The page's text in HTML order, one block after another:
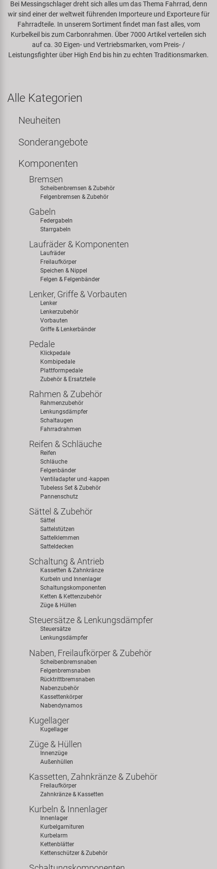
Pedale
Rahmen
Sattelstützen
Schaltung
Schläuche
Klingeln
Pumpen
Schlösser
Schutzbleche & Rahmenschutz
Spiegel
Transport & Abstellen
Spezialwerkzeug
Universalwerkzeug und Kleinteile
Kenda
Litemove
M-Wave
MOCA
SRAM/RockShox
Trail-Gator
Markenübersicht
Bei Messingschlager dreht sich alles um das Thema Fahrrad, denn
wir sind einer der weltweit führenden Importeure und Exporteure für
Fahrradteile. In unserem Sortiment findet man fast alles, vom
Kurbelkeil bis zum Carbonrahmen. Über 7000 Artikel verteilen sich
auf ca. 30 Eigen- und Vertriebsmarken, vom Preis- /
Leistungsfighter über High End bis hin zu echten Traditionsmarken.
Alle Kategorien
Neuheiten
Sonderangebote
Komponenten
Bremsen
Scheibenbremsen & Zubehör
Felgenbremsen & Zubehör
Gabeln
Federgabeln
Starrgabeln
Laufräder & Komponenten
Laufräder
Freilaufkörper
Speichen & Nippel
Felgen & Felgenbänder
Lenker, Griffe & Vorbauten
Lenker
Lenkerzubehör
Vorbauten
Griffe & Lenkerbänder
Pedale
Klickpedale
Kombipedale
Plattformpedale
Zubehör & Ersatzteile
Rahmen & Zubehör
Rahmenzubehör
Lenkungsdämpfer
Schaltaugen
Fahrradrahmen
Reifen & Schläuche
Reifen
Schläuche
Felgenbänder
Ventiladapter und -kappen
Tubeless Set & Zubehör
Pannenschutz
Sättel & Zubehör
Sättel
Sattelstützen
Sattelklemmen
Satteldecken
Schaltung & Antrieb
Kassetten & Zahnkränze
Kurbeln und Innenlager
Schaltungskomponenten
Ketten & Kettenzubehör
Züge & Hüllen
Steuersätze & Lenkungsdämpfer
Steuersätze
Lenkungsdämpfer
Naben, Freilaufkörper & Zubehör
Scheibenbremsnaben
Felgenbremsnaben
Rücktrittbremsnaben
Nabenzubehör
Kassettenkörper
Nabendynamos
Kugellager
Kugellager
Züge & Hüllen
Innenzüge
Außenhüllen
Kassetten, Zahnkränze & Zubehör
Freilaufkörper
Zahnkränze & Kassetten
Kurbeln & Innenlager
Innenlager
Kurbelgarnituren
Kurbelarm
Kettenblätter
Kettenschützer & Zubehör